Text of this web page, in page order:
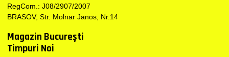
RegCom.: J08/2907/2007
BRASOV, Str. Molnar Janos, Nr.14
Magazin Bucureşti
Timpuri Noi